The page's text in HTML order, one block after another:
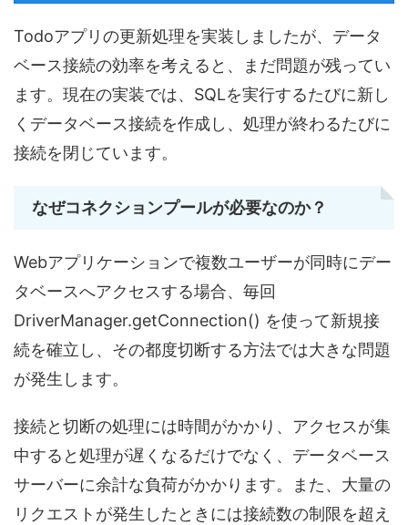
Todoアプリの更新処理を実装しましたが、データ
ベース接続の効率を考えると、まだ問題が残ってい
ます。現在の実装では、SQLを実行するたびに新し
くデータベース接続を作成し、処理が終わるたびに
接続を閉じています。
なぜコネクションプールが必要なのか？
Webアプリケーションで複数ユーザーが同時にデー
タベースへアクセスする場合、毎回
DriverManager.getConnection() を使って新規接
続を確立し、その都度切断する方法では大きな問題
が発生します。
接続と切断の処理には時間がかかり、アクセスが集
中すると処理が遅くなるだけでなく、データベース
サーバーに余計な負荷がかかります。また、大量の
リクエストが発生したときには接続数の制限を超え